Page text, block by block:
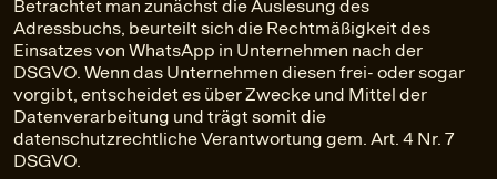
Betrachtet man zunächst die Auslesung des
Adressbuchs, beurteilt sich die Rechtmäßigkeit des
Einsatzes von WhatsApp in Unternehmen nach der
DSGVO. Wenn das Unternehmen diesen frei- oder sogar
vorgibt, entscheidet es über Zwecke und Mittel der
Datenverarbeitung und trägt somit die
datenschutzrechtliche Verantwortung gem. Art. 4 Nr. 7
DSGVO.